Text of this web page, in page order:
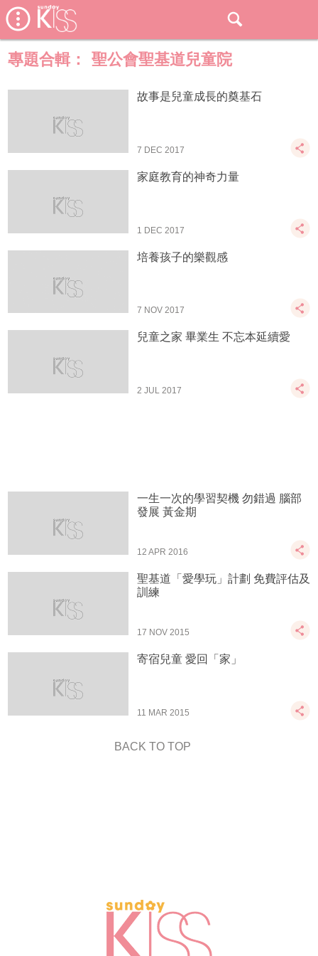
專題合輯： 聖公會聖基道兒童院
故事是兒童成長的奠基石
7 DEC 2017
家庭教育的神奇力量
1 DEC 2017
培養孩子的樂觀感
7 NOV 2017
兒童之家 畢業生 不忘本延續愛
2 JUL 2017
一生一次的學習契機 勿錯過 腦部
發展 黃金期
12 APR 2016
聖基道「愛學玩」計劃 免費評估及
訓練
17 NOV 2015
寄宿兒童 愛回「家」
11 MAR 2015
BACK TO TOP